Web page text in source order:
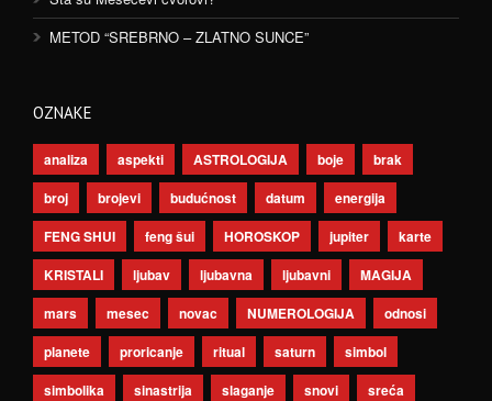
METOD “SREBRNO – ZLATNO SUNCE”
OZNAKE
analiza aspekti ASTROLOGIJA boje
brak
broj
brojevi budućnost datum
energija
FENG SHUI
feng šui HOROSKOP jupiter
karte
KRISTALI
ljubav ljubavna ljubavni
MAGIJA
mars
mesec novac NUMEROLOGIJA
odnosi
planete
proricanje ritual saturn
simbol
simbolika
sinastrija slaganje snovi
sreća